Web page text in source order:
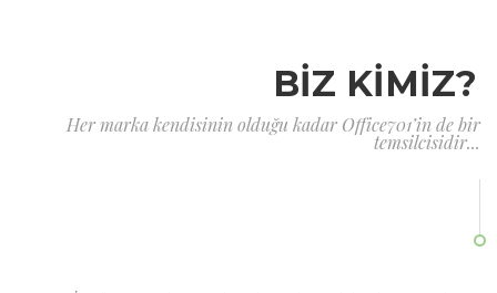
BİZ KİMİZ?
Her marka kendisinin olduğu kadar Office701’in de bir
temsilcisidir...